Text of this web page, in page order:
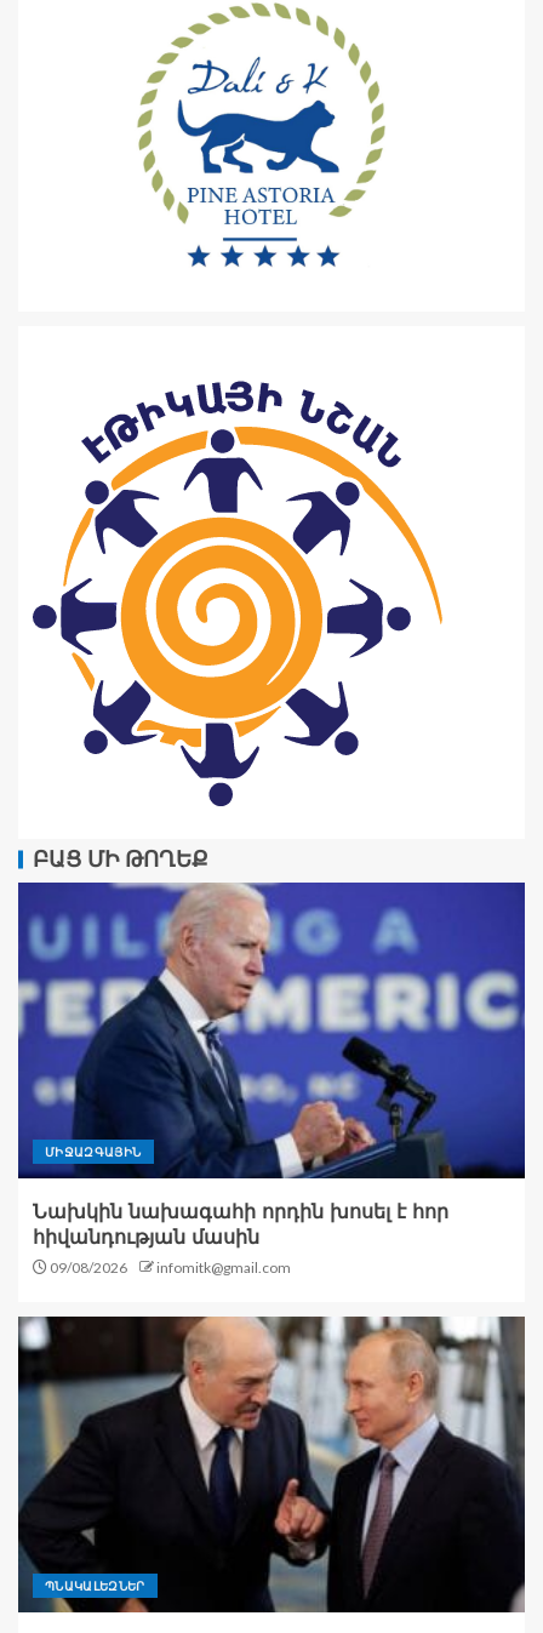
ԲԱՑ ՄԻ ԹՈՂԵՔ
ՄԻՋԱԶԳԱՅԻՆ
Նախկին նախագահի որդին խոսել է հոր
հիվանդության մասին
09/08/2026 infomitk@gmail.com
ՊՆԱԿԱԼԵԶՆԵՐ